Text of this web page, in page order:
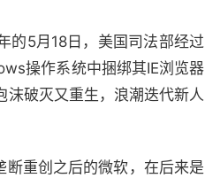
的5月18日，美国司法部经过
操作系统中捆绑其IE浏览器
破灭又重生，浪潮迭代新人
重创之后的微软，在后来是